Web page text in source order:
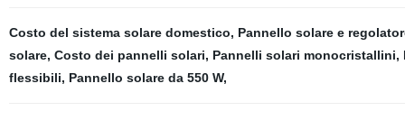
Costo del sistema solare domestico, Pannello solare e
solare, Costo dei pannelli solari, Pannelli solari monocristallini,
flessibili, Pannello solare da 550 W,